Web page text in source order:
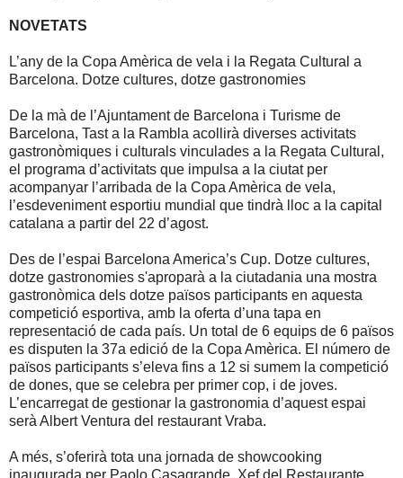
NOVETATS
L’any de la Copa Amèrica de vela i la Regata Cultural a
Barcelona. Dotze cultures, dotze gastronomies
De la mà de l’Ajuntament de Barcelona i Turisme de
Barcelona, Tast a la Rambla acollirà diverses activitats
gastronòmiques i culturals vinculades a la Regata Cultural,
el programa d’activitats que impulsa a la ciutat per
acompanyar l’arribada de la Copa Amèrica de vela,
l’esdeveniment esportiu mundial que tindrà lloc a la capital
catalana a partir del 22 d’agost.
Des de l’espai Barcelona America’s Cup. Dotze cultures,
dotze gastronomies s'aproparà a la ciutadania una mostra
gastronòmica dels dotze països participants en aquesta
competició esportiva, amb la oferta d’una tapa en
representació de cada país. Un total de 6 equips de 6 països
es disputen la 37a edició de la Copa Amèrica. El número de
països participants s’eleva fins a 12 si sumem la competició
de dones, que se celebra per primer cop, i de joves.
L’encarregat de gestionar la gastronomia d’aquest espai
serà Albert Ventura del restaurant Vraba.
A més, s’oferirà tota una jornada de showcooking